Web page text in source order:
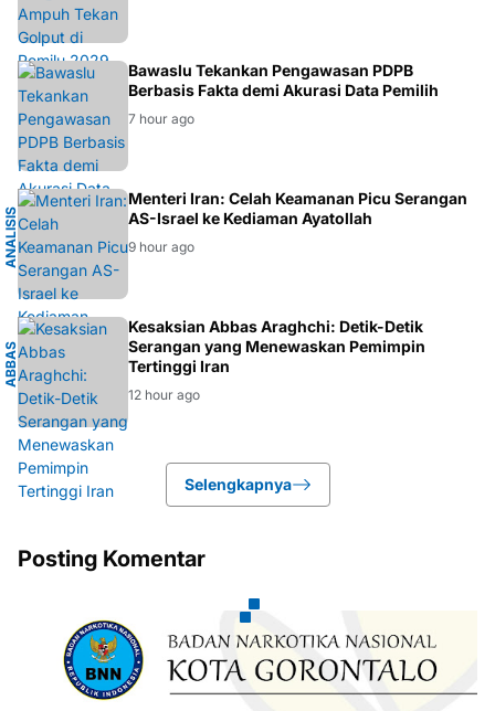
BAWASLU
Bawaslu Tekankan Pengawasan PDPB
Berbasis Fakta demi Akurasi Data Pemilih
7 hour ago
A
N
A
L
I
S
I
S
G
E
O
P
O
L
I
T
IK
Menteri Iran: Celah Keamanan Picu Serangan
AS-Israel ke Kediaman Ayatollah
9 hour ago
A
B
B
A
S
A
R
A
G
H
C
HI
Kesaksian Abbas Araghchi: Detik-Detik
Serangan yang Menewaskan Pemimpin
Tertinggi Iran
12 hour ago
Selengkapnya
Posting Komentar